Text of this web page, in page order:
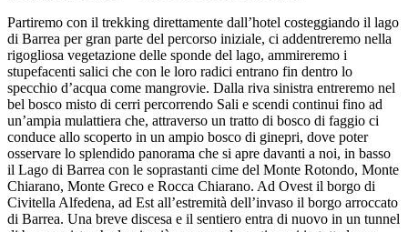
Partiremo con il trekking direttamente dall’hotel costeggiando il lago
di Barrea per gran parte del percorso iniziale, ci addentreremo nella
rigogliosa vegetazione delle sponde del lago, ammireremo i
stupefacenti salici che con le loro radici entrano fin dentro lo
specchio d’acqua come mangrovie. Dalla riva sinistra entreremo nel
bel bosco misto di cerri percorrendo Sali e scendi continui fino ad
un’ampia mulattiera che, attraverso un tratto di bosco di faggio ci
conduce allo scoperto in un ampio bosco di ginepri, dove poter
osservare lo splendido panorama che si apre davanti a noi, in basso
il Lago di Barrea con le soprastanti cime del Monte Rotondo, Monte
Chiarano, Monte Greco e Rocca Chiarano. Ad Ovest il borgo di
Civitella Alfedena, ad Est all’estremità dell’invaso il borgo arroccato
di Barrea. Una breve discesa e il sentiero entra di nuovo in un tunnel